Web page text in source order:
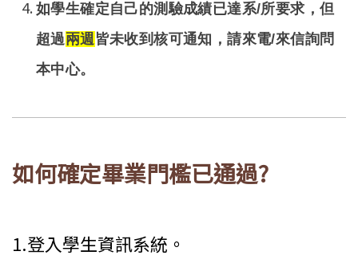
如學生確定自己的測驗成績已達系/所要求，但
超過兩週皆未收到核可通知，請來電/來信詢問
本中心。
如何確定畢業門檻已通過?
1.登入學生資訊系統。